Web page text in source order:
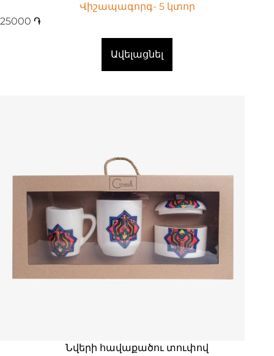
Վիշապագորգ- 5 կտոր
25000 ֏
Ավելացնել
Նվերի հավաքածու տուփով